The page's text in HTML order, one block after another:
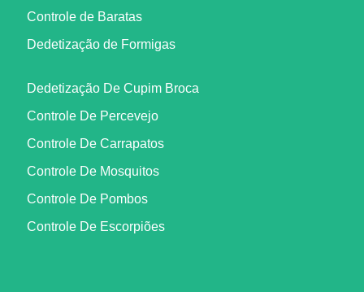
Controle de Baratas
Dedetização de Formigas
Dedetização De Cupim Broca
Controle De Percevejo
Controle De Carrapatos
Controle De Mosquitos
Controle De Pombos
Controle De Escorpiões